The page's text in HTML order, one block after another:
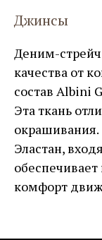
Джинсы
Деним-
качества от
состав Albini
Эта ткань
окрашивания.
Эластан,
комфорт